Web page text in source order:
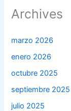
Archives
marzo 2026
enero 2026
octubre 2025
septiembre 2025
julio 2025